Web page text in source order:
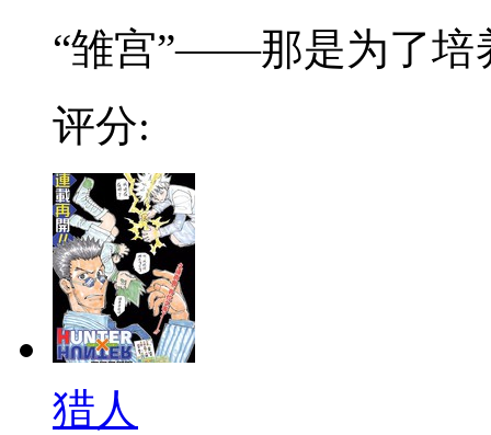
“雏宫”——那是为了培
评分:
猎人